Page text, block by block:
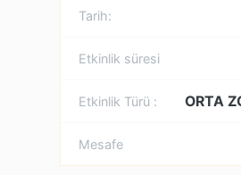
Tarih:
Etkinlik süresi
Etkinlik Türü : ORTA
Mesafe